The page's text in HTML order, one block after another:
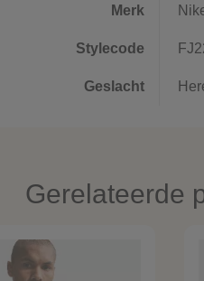
Merk
Stylecode
Geslacht
Gerelateerde